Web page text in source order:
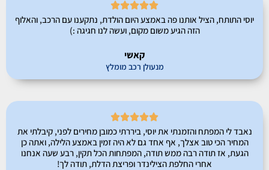





יוסי התותח, הציל אותנו פה באמצע היום הולדת, נתקענו עם הרכב, והאלוף
הזה הגיע משום מקום, ועשה לנו חגיגה :)
קאשי
מנעולן רכב מומלץ





נאבד לי המפתח והזמנתי את יוסי, ביררתי כמובן מחירים לפני, קיבלתי את
המחיר הכי טוב אצלך, אף אחד גם לא היה זמין באמצע הלילה, ואתה כן
הגעת, אז תודה רבה ממש תודה, המפתחות הכל תקין, רבע שעה אנחנו
אחרי החלפת הצילינדר ופריצת הדלת, תודה לך!